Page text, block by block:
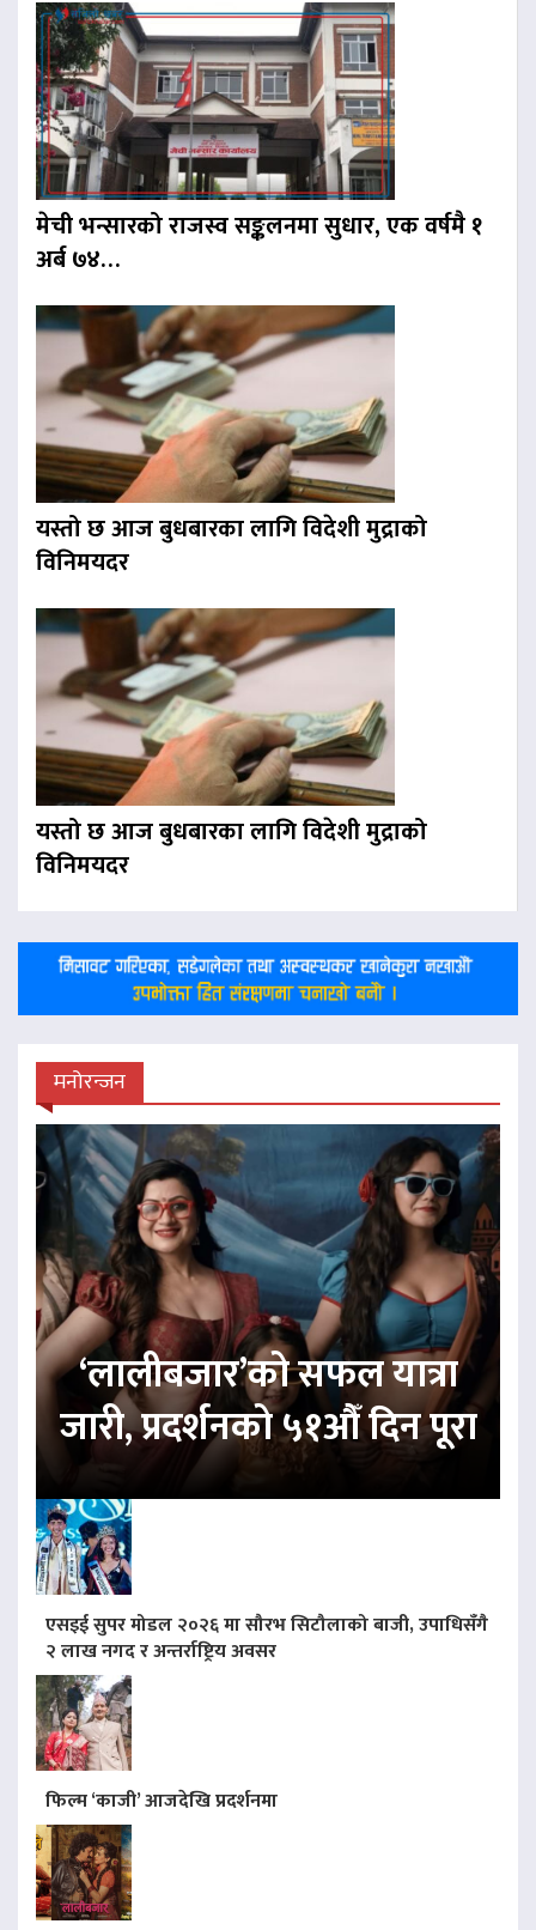
मेची भन्सारको राजस्व सङ्कलनमा सुधार, एक वर्षमै १
अर्ब ७४…
यस्तो छ आज बुधबारका लागि विदेशी मुद्राको
विनिमयदर
यस्तो छ आज बुधबारका लागि विदेशी मुद्राको
विनिमयदर
मनोरन्जन
‘लालीबजार’को सफल यात्रा
जारी, प्रदर्शनको ५१औँ दिन पूरा
एसइई सुपर मोडल २०२६ मा सौरभ सिटौलाको बाजी, उपाधिसँगै
२ लाख नगद र अन्तर्राष्ट्रिय अवसर
फिल्म ‘काजी’ आजदेखि प्रदर्शनमा